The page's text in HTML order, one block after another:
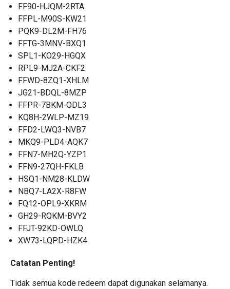
FF90-HJQM-2RTA
FFPL-M90S-KW21
PQK9-DL2M-FH76
FFTG-3MNV-BXQ1
SPL1-KO29-HGQX
RPL9-MJ2A-CKF2
FFWD-8ZQ1-XHLM
JG21-BDQL-8MZP
FFPR-7BKM-ODL3
KQ8H-2WLP-MZ19
FFD2-LWQ3-NVB7
MKQ9-PLD4-AQK7
FFN7-MH2Q-YZP1
FFN9-27QH-FKLB
HSQ1-NM28-KLDW
NBQ7-LA2X-R8FW
FQ12-OPL9-XKRM
GH29-RQKM-BVY2
FFJT-92KD-OWLQ
XW73-LQPD-HZK4
Catatan Penting!
Tidak semua kode redeem dapat digunakan selamanya.